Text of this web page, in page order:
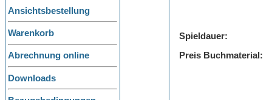
Ansichtsbestellung
Warenkorb
Abrechnung online
Downloads
Spieldauer:
Preis Buchmaterial: